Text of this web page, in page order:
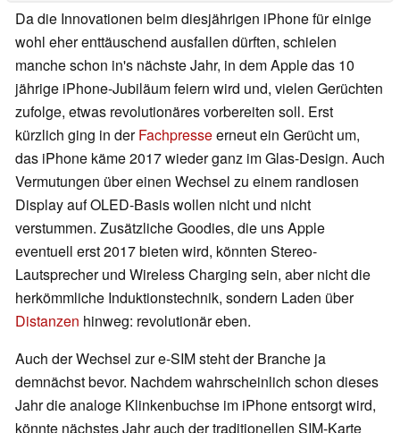
Da die Innovationen beim diesjährigen iPhone für einige
wohl eher enttäuschend ausfallen dürften, schielen
manche schon in's nächste Jahr, in dem Apple das 10
jährige iPhone-Jubiläum feiern wird und, vielen Gerüchten
zufolge, etwas revolutionäres vorbereiten soll. Erst
kürzlich ging in derFachpresseerneut ein Gerücht um,
das iPhone käme 2017 wieder ganz im Glas-Design. Auch
Vermutungen über einen Wechsel zu einem randlosen
Display auf OLED-Basis wollen nicht und nicht
verstummen. Zusätzliche Goodies, die uns Apple
eventuell erst 2017 bieten wird, könnten Stereo-
Lautsprecher und Wireless Charging sein, aber nicht die
herkömmliche Induktionstechnik, sondern Laden über
Distanzen hinweg: revolutionär eben.
Auch der Wechsel zur e-SIM steht der Branche ja
demnächst bevor. Nachdem wahrscheinlich schon dieses
Jahr die analoge Klinkenbuchse im iPhone entsorgt wird,
könnte nächstes Jahr auch der traditionellen SIM-Karte